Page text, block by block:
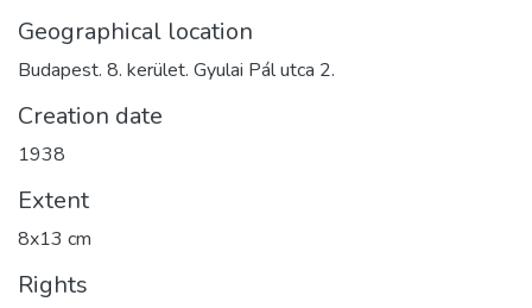
Geographical location
Budapest. 8. kerület. Gyulai Pál utca 2.
Creation date
1938
Extent
8x13 cm
Rights